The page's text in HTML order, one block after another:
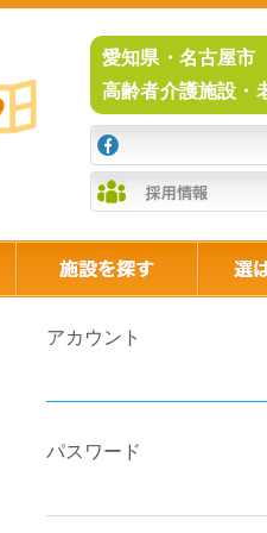
愛知県・名古屋市
高齢者介護施設・
アカウント
パスワード